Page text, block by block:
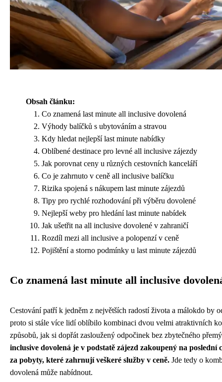
Obsah článku:
Co znamená last minute all inclusive dovolená
Výhody balíčků s ubytováním a stravou
Kdy hledat nejlepší last minute nabídky
Oblíbené destinace pro levné all inclusive zájezdy
Jak porovnat ceny u různých cestovních kanceláří
Co je zahrnuto v ceně all inclusive balíčku
Rizika spojená s nákupem last minute zájezdů
Tipy pro rychlé rozhodování při výběru dovolené
Nejlepší weby pro hledání last minute nabídek
Jak ušetřit na all inclusive dovolené v zahraničí
Rozdíl mezi all inclusive a polopenzí v ceně
Pojištění a storno podmínky u last minute zájezdů
Co znamená last minute all inclusive
Cestování patří k jedněm z největších radostí života a málokdo by
proto si stále více lidí oblíbilo kombinaci dvou velmi atraktivních
způsobů, jak si dopřát zasloužený odpočinek bez zbytečného
inclusive dovolená je v podstatě zájezd zakoupený na
za pobyty, které zahrnují veškeré služby v ceně. Jde tedy o
dovolená může nabídnout.